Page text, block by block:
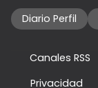
Diario Perfil
Canales RSS
Privacidad